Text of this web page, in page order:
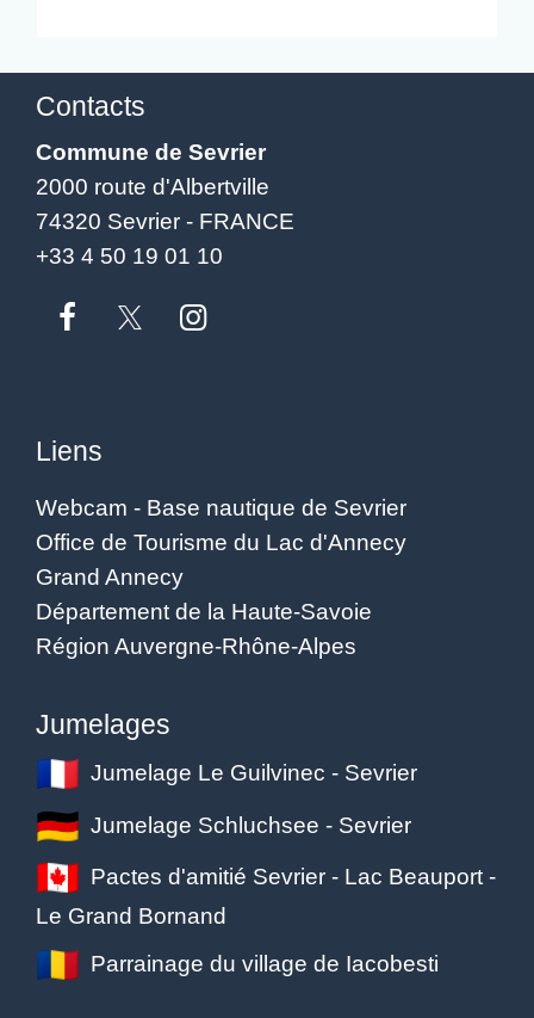
Contacts
Commune de Sevrier
2000 route d'Albertville
74320 Sevrier - FRANCE
+33 4 50 19 01 10
Liens
Webcam - Base nautique de Sevrier
Office de Tourisme du Lac d'Annecy
Grand Annecy
Département de la Haute-Savoie
Région Auvergne-Rhône-Alpes
Jumelages
Jumelage Le Guilvinec - Sevrier
Jumelage Schluchsee - Sevrier
Pactes d'amitié Sevrier - Lac Beauport -
Le Grand Bornand
Parrainage du village de Iacobesti